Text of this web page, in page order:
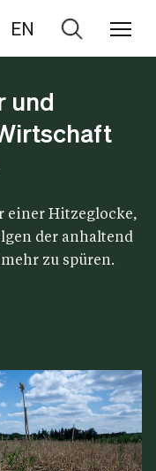
EN
Zur
und
einer Hitzeglocke,
der anhaltend
zu spüren.